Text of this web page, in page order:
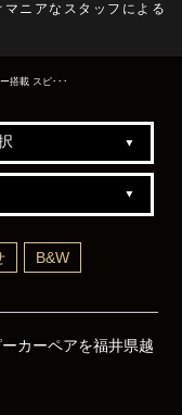
ニアなスタッフによる
搭載 スピ･･･
B&W
カーペアを福井県越